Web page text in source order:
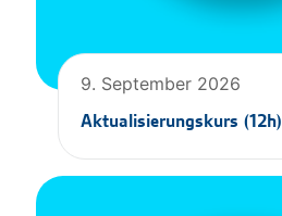
9. September 2026
Aktualisierungskurs (12h)